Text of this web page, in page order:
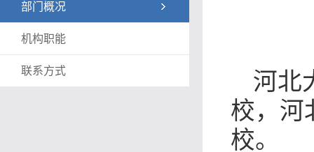
部门概况
机构职能
联系方式
河北
校，河
校。